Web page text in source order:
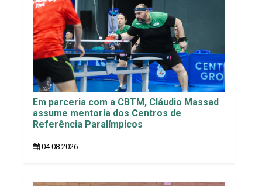
Em parceria com a CBTM, Cláudio Massad
assume mentoria dos Centros de
Referência Paralímpicos
04.08.2026